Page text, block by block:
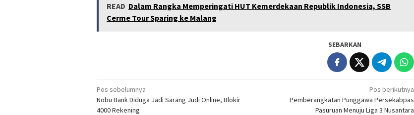
READ Dalam Rangka Memperingati HUT Kemerdekaan Republik Indonesia, SSB
Cerme Tour Sparing ke Malang
SEBARKAN
Navigasi
pos
Pos sebelumnya
Nobu Bank Diduga Jadi Sarang Judi Online, Blokir
4000 Rekening
Pos berikutnya
Pemberangkatan Punggawa Persekabpas
Pasuruan Menuju Liga 3 Nusantara